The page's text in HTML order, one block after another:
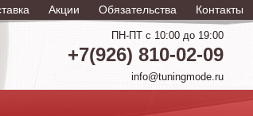
ПН-ПТ с 10:00 до 19:00
+7(926) 810-02-09
info@tuningmode.ru
Акции Обязательства Контакты